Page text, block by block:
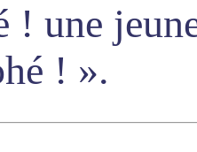
! une
! ».